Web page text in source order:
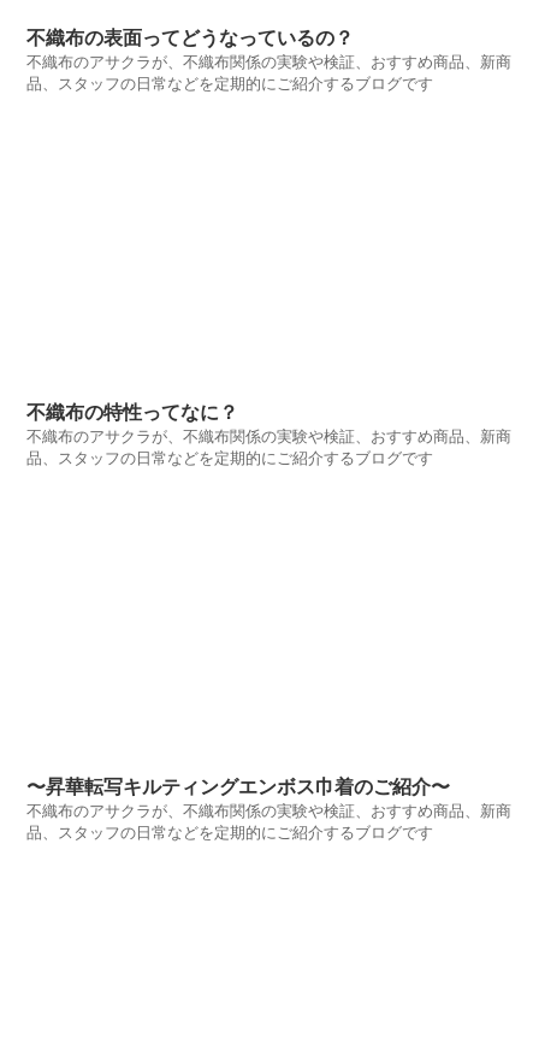
不織布の表面ってどうなっているの？
不織布のアサクラが、不織布関係の実験や検証、おすすめ商品、新商
品、スタッフの日常などを定期的にご紹介するブログです
不織布の特性ってなに？
不織布のアサクラが、不織布関係の実験や検証、おすすめ商品、新商
品、スタッフの日常などを定期的にご紹介するブログです
〜昇華転写キルティングエンボス巾着のご紹介〜
不織布のアサクラが、不織布関係の実験や検証、おすすめ商品、新商
品、スタッフの日常などを定期的にご紹介するブログです